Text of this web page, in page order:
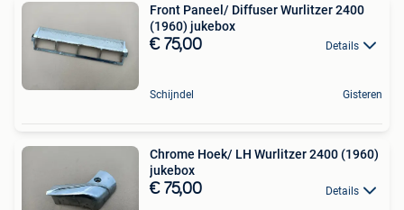
Front Paneel/ Diffuser Wurlitzer 2400
(1960) jukebox
€ 75,00 Details
Schijndel Gisteren
Chrome Hoek/ LH Wurlitzer 2400 (1960)
jukebox
€ 75,00 Details